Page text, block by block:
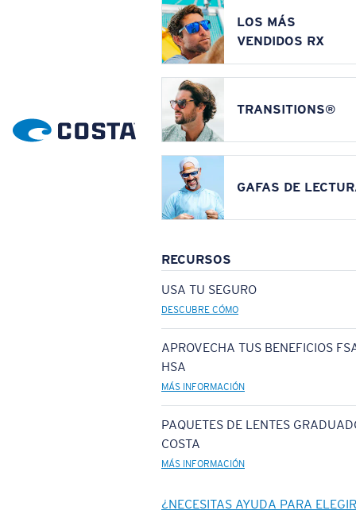
LOS MÁS
VENDIDOS RX
TRANSITIONS®
GAFAS DE
RECURSOS
USA TU SEGURO
DESCUBRE CÓMO
APROVECHA TUS BENEFICIOS
HSA
MÁS INFORMACIÓN
PAQUETES DE LENTES
COSTA
MÁS INFORMACIÓN
¿NECESITAS AYUDA PARA